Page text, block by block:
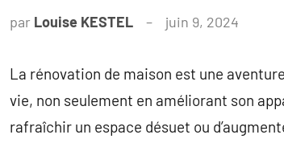
par Louise KESTEL juin 9, 2024
La rénovation de maison est une
vie, non seulement en améliorant son
rafraîchir un espace désuet ou